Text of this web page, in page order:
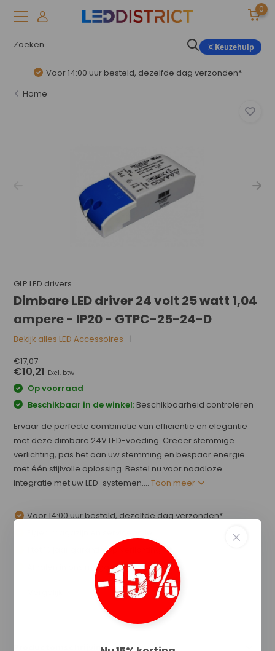
0
Keuzehulp
Voor 14:00 uur besteld, dezelfde dag verzonden*
Home
GLP LED drivers
Dimbare LED driver 24 volt 25 watt 1,04
ampere - IP20 - GTPC-25-24-D
Bekijk alles LED Accessoires
€17,07
€10,21 Excl. btw
Op voorraad
Beschikbaar in de winkel: Beschikbaarheid controleren
Ervaar de perfecte combinatie van efficiëntie en elegantie
met deze dimbare 24V LED-voeding. Creëer stemmige
verlichting, pas het aan uw stemming en bespaar energie
met één stijlvolle oplossing. Bestel nu voor naadloze
integratie met uw LED-systemen....Toon meer
Voor 14:00 uur besteld, dezelfde dag verzonden*
1 tot 10 jaar garantie op verlichting
Afhalen in ons magazijn direct mogelijk
Productomschrijving